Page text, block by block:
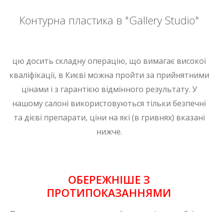
Контурна пластика в "Gallery Studio"
цю досить складну операцію, що вимагає високої
кваліфікації, в Києві можна пройти за прийнятними
цінами і з гарантією відмінного результату. У
нашому салоні використовуються тільки безпечні
та дієві препарати, ціни на які (в гривнях) вказані
нижче.
ОБЕРЕЖНІШЕ З
ПРОТИПОКАЗАННЯМИ